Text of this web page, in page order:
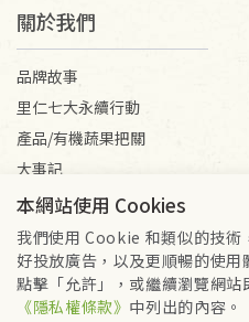
關於我們
品牌故事
里仁七大永續行動
產品/有機蔬果把關
大事記
媒體報導
會員服務條款
Copyright © 2026 里仁事業股
本網站使用 Cookies
我們使用 Cookie 和類似的技術
好投放廣告，以及更順暢的使用
點擊「允許」，或繼續瀏覽網站
《隱私權條款》 中列出的內容。